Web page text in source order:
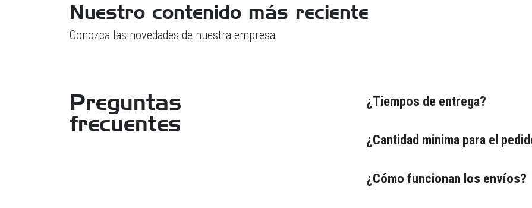
Nuestro contenido más reciente
Conozca las novedades de nuestra empresa
Preguntas
frecuentes
¿Tiempos de entrega?
¿Cantidad minima para el
¿Cómo funcionan los envíos?